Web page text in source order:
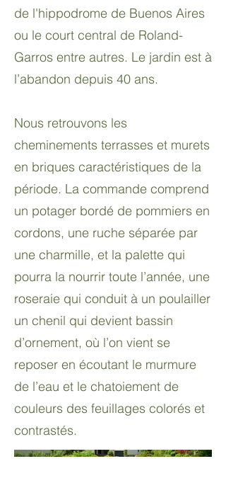
de l'hippodrome de Buenos Aires
ou le court central de Roland-
Garros entre autres. Le jardin est à
l’abandon depuis 40 ans.
Nous retrouvons les
cheminements terrasses et murets
en briques caractéristiques de la
période. La commande comprend
un potager bordé de pommiers en
cordons, une ruche séparée par
une charmille, et la palette qui
pourra la nourrir toute l’année, une
roseraie qui conduit à un poulailler
un chenil qui devient bassin
d’ornement, où l’on vient se
reposer en écoutant le murmure
de l’eau et le chatoiement de
couleurs des feuillages colorés et
contrastés.